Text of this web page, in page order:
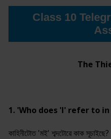
Class 10
The
1. 'Who does 'I' refer to
কাহিনীটোত 'মই' শব্দটোৱে কাক সূচাইছে?